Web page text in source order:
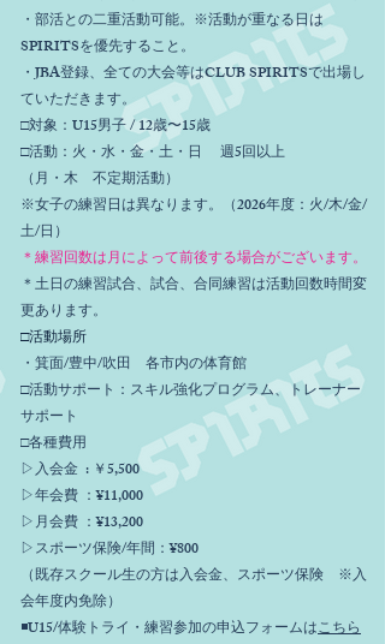
・部活との二重活動可能。※活動が重なる日は
SPIRITSを優先すること。
・JBA登録、全ての大会等はCLUB SPIRITSで出場し
ていただきます。
□対象：U15男子 / 12歳〜15歳
□活動：火・水・金・土・日 週5回以上
（月・木 不定期活動）
※女子の練習日は異なります。（2026年度：火/木/金/
土/日）
＊練習回数は月によって前後する場合がございます。
＊土日の練習試合、試合、合同練習は活動回数時間変
更あります。
□活動場所
・箕面/豊中/吹田 各市内の体育館
□活動サポート：スキル強化プログラム、トレーナー
サポート
□各種費用
▷入会金 : ￥5,500
▷年会費 ：¥11,000
▷月会費 ：¥13,200
▷スポーツ保険/年間：¥800
（既存スクール生の方は入会金、スポーツ保険 ※入
会年度内免除）
◾️U15/体験トライ・練習参加の申込フォームはこちら